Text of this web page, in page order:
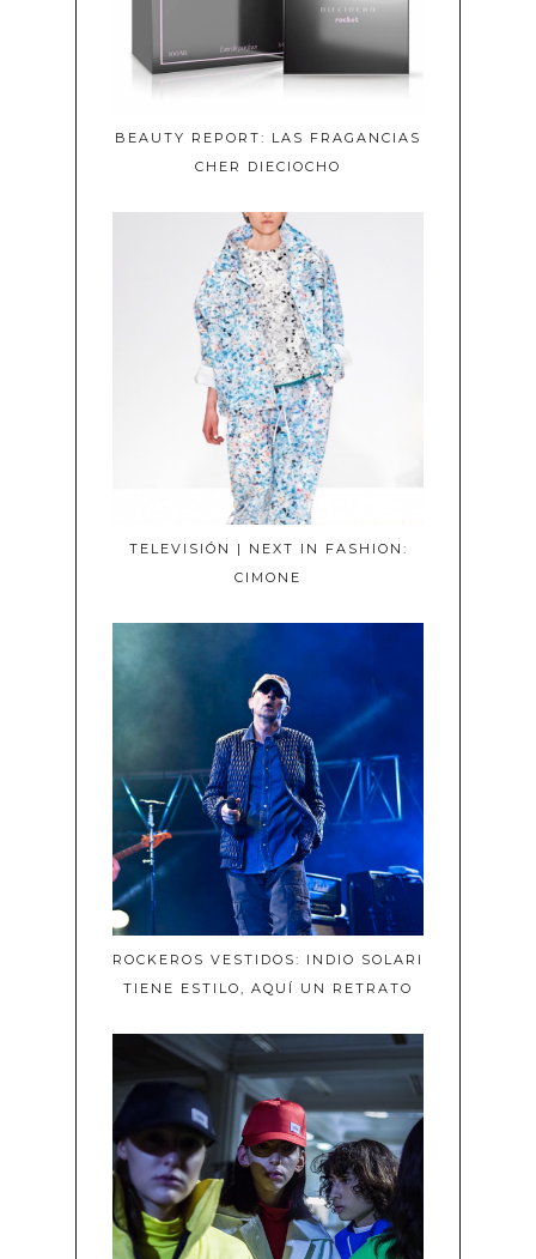
BEAUTY REPORT: LAS FRAGANCIAS
CHER DIECIOCHO
TELEVISIÓN | NEXT IN FASHION:
CIMONE
ROCKEROS VESTIDOS: INDIO SOLARI
TIENE ESTILO, AQUÍ UN RETRATO